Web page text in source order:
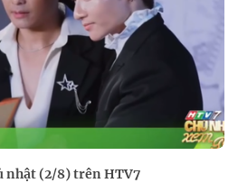
nhật (2/8) trên HTV7